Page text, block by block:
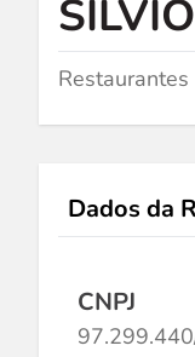
Restaurantes
Dados da
CNPJ